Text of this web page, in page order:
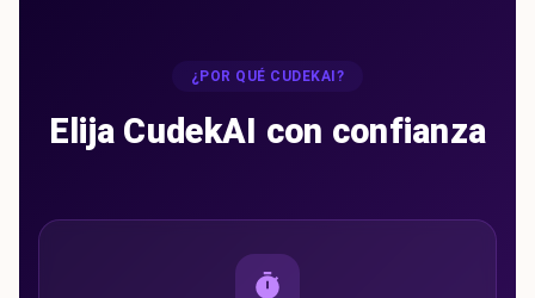
¿POR QUÉ CUDEKAI?
Elija CudekAI con confianza